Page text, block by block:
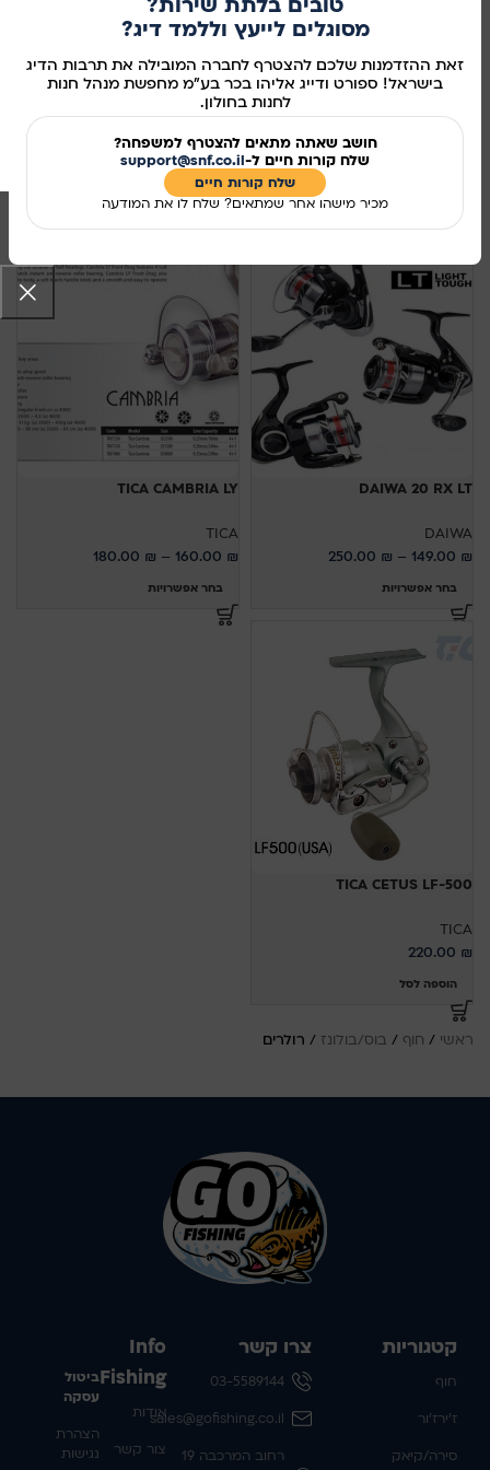
מסוגלים לייעץ וללמד דיג?
זאת ההזדמנות שלכם להצטרף לחברה המובילה את תרבות הדיג
בישראל! ספורט ודייג אליהו בכר בע"מ מחפשת מנהל חנות
לחנות בחולון.
חושב שאתה מתאים להצטרף למשפחה?
שלח קורות חיים ל-support@snf.co.il
שלח קורות חיים​
מכיר מישהו אחר שמתאים? שלח לו את המודעה
DAIWA 20 RX LT
DAIWA
149.00 ₪
–
250.00 ₪
בחר אפשרויות
TICA CAMBRIA LY
TICA
160.00 ₪
–
180.00 ₪
בחר אפשרויות
TICA CETUS LF-500
TICA
220.00 ₪
הוספה לסל
ראשי / חוף / בוס/בולונז / רולרים
Info
Fishing
אודות
צור קשר
ביטול
עסקה
הצהרת
נגישות
קטגוריות
חוף
ז'ירז'ור
סירה/קיאק
צרו קשר
03-5589144
sales@gofishing.co.il
רחוב המרכבה 19